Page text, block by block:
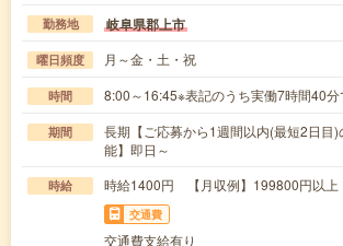
勤務地 岐阜県郡上市
曜日頻度 月～金・土・祝
時間 8:00～16:45※表記のうち実働7時間40分
期間
長期【ご応募から1週間以内(最短2日目
能】即日～
時給 時給1400円 【月収例】199800円以上
交通費
交通費支給有り